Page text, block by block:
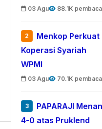
03 Agu 88.1K pembaca
2
Menkop Perkuat
Koperasi Syariah
WPMI
03 Agu 70.1K pembaca
3
PAPARAJI
4-0 atas Pruklend